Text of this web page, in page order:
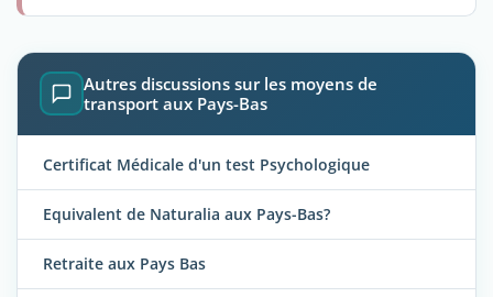
Autres discussions sur les moyens de
transport aux Pays-Bas
Certificat Médicale d'un test Psychologique
Equivalent de Naturalia aux Pays-Bas?
Retraite aux Pays Bas